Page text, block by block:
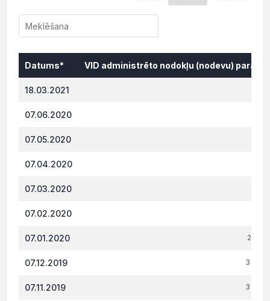
Datums*
VID administrēto nodokļu (nodevu)
18.03.2021
07.06.2020
07.05.2020
07.04.2020
07.03.2020
07.02.2020
07.01.2020 2
07.12.2019 3
07.11.2019 3